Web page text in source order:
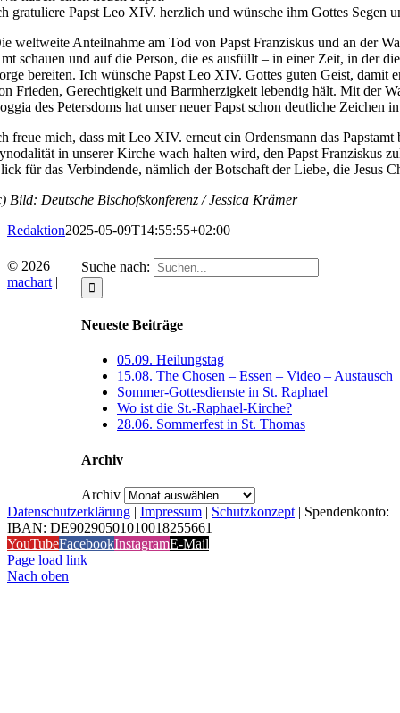
gratuliere Papst Leo XIV. herzlich und wünsche ihm Gottes Segen
weltweite Anteilnahme am Tod von Papst Franziskus und an der
schauen und auf die Person, die es ausfüllt – in einer Zeit, in der
bereiten. Ich wünsche Papst Leo XIV. Gottes guten Geist,
Frieden, Gerechtigkeit und Barmherzigkeit lebendig hält. Mit der
des Petersdoms hat unser neuer Papst schon deutliche Zeichen
freue mich, dass mit Leo XIV. erneut ein Ordensmann das
in unserer Kirche wach halten wird, den Papst Franziskus
für das Verbindende, nämlich der Botschaft der Liebe, die Jesus
Bild: Deutsche Bischofskonferenz / Jessica Krämer
Redaktion2025-05-09T14:55:55+02:00
Suche nach:
Neueste Beiträge
05.09. Heilungstag
15.08. The Chosen – Essen – Video – Austausch
Sommer-Gottesdienste in St. Raphael
Wo ist die St.-Raphael-Kirche?
28.06. Sommerfest in St. Thomas
Archiv
Archiv
© 2026
machart |
Datenschutzerklärung | Impressum | Schutzkonzept | Spendenkonto:
IBAN: DE90290501010018255661
YouTubeFacebookInstagramE-Mail
Page load link
Nach oben